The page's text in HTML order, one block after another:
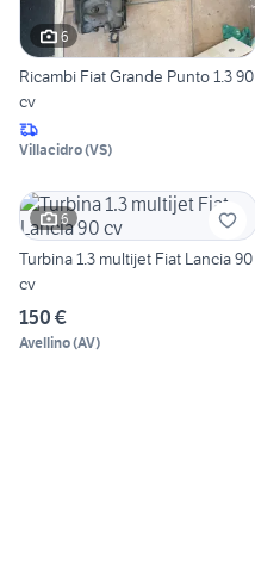
6
Ricambi Fiat Grande Punto 1.3 90
cv
Villacidro(VS)
6
Turbina 1.3 multijet Fiat Lancia 90
cv
150 €
Avellino(AV)